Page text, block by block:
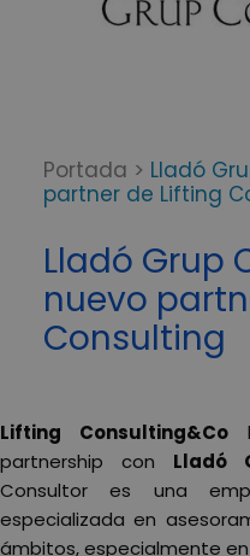
Portada > Lladó
partner de Lifting
Lladó Grup
nuevo
Consulting
Lifting Consulting&Co
partnership con Lladó
Consultor es una
especializada en
ámbitos, especialmente